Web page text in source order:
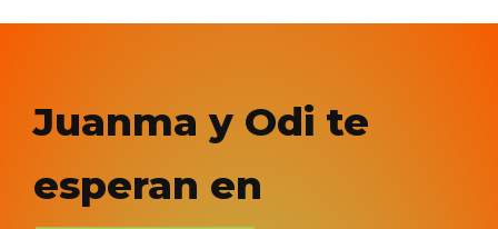
Juanma y Odi te
esperan en